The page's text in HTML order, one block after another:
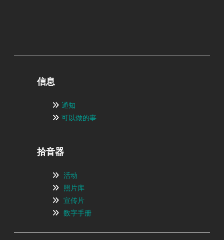
信息
通知
可以做的事
拾音器
活动
照片库
宣传片
数字手册